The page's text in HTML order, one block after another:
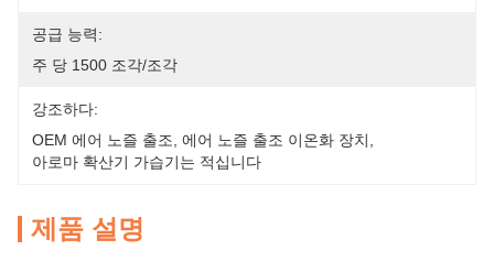
공급 능력:
주 당 1500 조각/조각
강조하다:
OEM 에어 노즐 출조 에어 노즐 출조 이온화 장치
아로마 확산기 가습기는 적십니다
제품 설명